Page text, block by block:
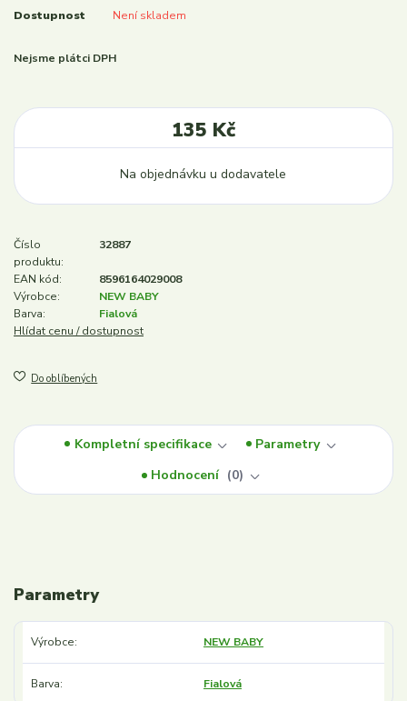
Dostupnost Není skladem
Nejsme plátci DPH
135 Kč
Na objednávku u dodavatele
Číslo
produktu:
32887
EAN kód:
8596164029008
Výrobce:
NEW BABY
Barva:
Fialová
Hlídat cenu / dostupnost
Do oblíbených
Kompletní specifikace
Parametry
Hodnocení
0
Parametry
Výrobce NEW BABY
Barva Fialová